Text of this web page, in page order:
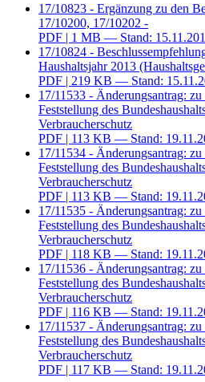
17/10823 - Ergänzung zu den
17/10200, 17/10202 -
PDF | 1 MB — Stand:
17/10824 -
Haushaltsjahr 2013
PDF | 219 KB — Stand:
17/11533 - Änderungsantrag:
Feststellung des
Verbraucherschutz
PDF | 113 KB — Stand:
17/11534 - Änderungsantrag:
Feststellung des
Verbraucherschutz
PDF | 113 KB — Stand:
17/11535 - Änderungsantrag:
Feststellung des
Verbraucherschutz
PDF | 118 KB — Stand:
17/11536 - Änderungsantrag:
Feststellung des
Verbraucherschutz
PDF | 116 KB — Stand:
17/11537 - Änderungsantrag:
Feststellung des
Verbraucherschutz
PDF | 117 KB — Stand: